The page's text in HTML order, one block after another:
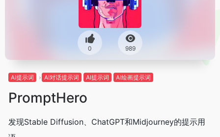
0 989
AI提示词 AI对话提示词 AI提示词 AI绘画提示词
PromptHero
发现Stable Diffusion、ChatGPT和Midjourney的提示用